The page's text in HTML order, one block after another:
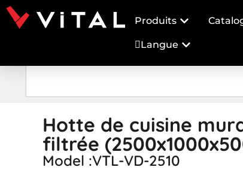
Produits
Langue
Hotte de cuisine
filtrée
Model :VTL-VD-2510